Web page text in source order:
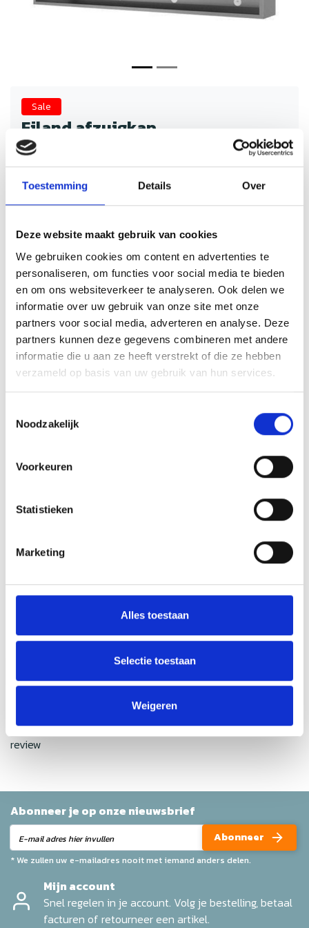
Toestemming Details Over
Deze website maakt gebruik van cookies
We gebruiken cookies om content en advertenties te
personaliseren, om functies voor social media te bieden
en om ons websiteverkeer te analyseren. Ook delen we
informatie over uw gebruik van onze site met onze
partners voor social media, adverteren en analyse. Deze
partners kunnen deze gegevens combineren met andere
informatie die u aan ze heeft verstrekt of die ze hebben
verzameld op basis van uw gebruik van hun services.
Noodzakelijk
Voorkeuren
Statistieken
Marketing
Alles toestaan
Selectie toestaan
Weigeren
Sale
Eiland afzuigkap
4000x1500x(h)400
Schrijf je eigen review
€2.238,49 €4.476,98Incl. btw
afzuiging van vet en dampen, ideaal voor kookeilanden.
Duurzaam, eenvoudig te reinigen en geschikt voor
professioneel gebruik. Verbeter de luchtkwaliteit en werk
veilig en efficiënt in elke keuken.
Op voorraad Levertijd: 2 werkdagen
Aantal
Toevoegen aan winkelwagen
Persoonlijk
Neem contact op over dit product
Wat onze klanten zeggen
Gemiddelde van 0 review(s)
Schrijf je eigen review
Geen reviews gevonden
Help ons en andere klanten door het schrijven van een
review
Abonneer je op onze nieuwsbrief
Abonneer
* We zullen uw e-mailadres nooit met iemand anders delen.
Mijn account
Snel regelen in je account. Volg je bestelling, betaal
facturen of retourneer een artikel.